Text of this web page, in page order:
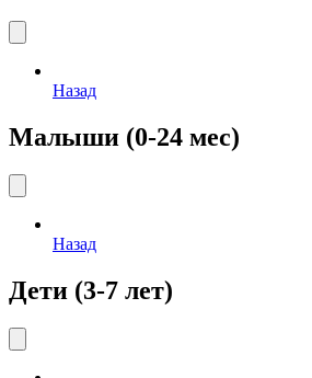
Назад
Малыши (0-24 мес)
Назад
Дети (3-7 лет)